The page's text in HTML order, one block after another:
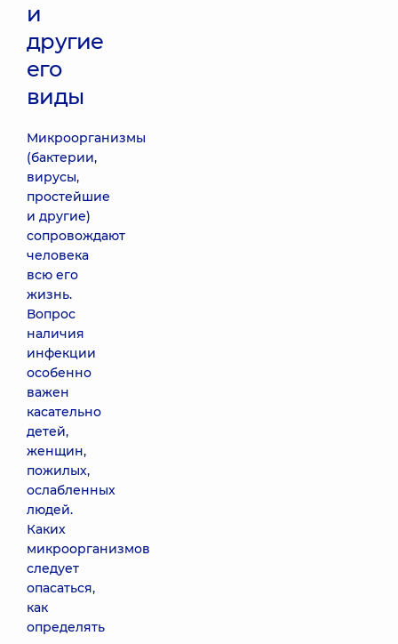
и
другие
его
виды
Микроорганизмы
(бактерии,
вирусы,
простейшие
и другие)
сопровождают
человека
всю его
жизнь.
Вопрос
наличия
инфекции
особенно
важен
касательно
детей,
женщин,
пожилых,
ослабленных
людей.
Каких
микроорганизмов
следует
опасаться,
как
определять